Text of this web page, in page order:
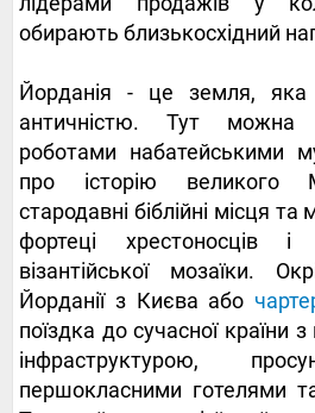
обирають близькосхідний
Йорданія - це земля, яка
античністю. Тут можна
роботами набатейськими
про історію великого
стародавні біблійні місця
фортеці хрестоносців
візантійської мозаїки.
Йорданії з Києва або
поїздка до сучасної
інфраструктурою,
першокласними готелями